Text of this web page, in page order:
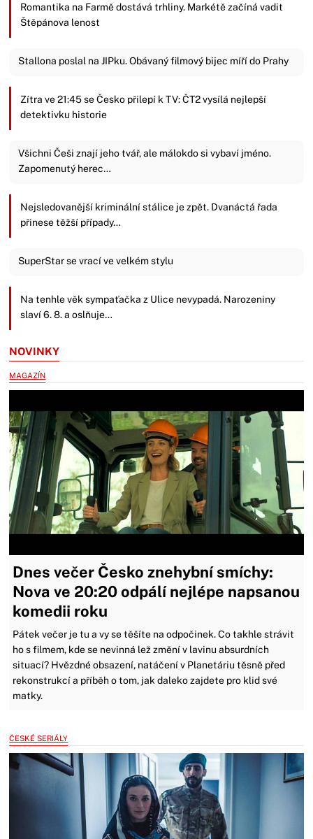
Romantika na Farmě dostává trhliny. Markétě začíná vadit
Štěpánova lenost
Stallona poslal na JIPku. Obávaný filmový bijec míří do Prahy
Zítra ve 21:45 se Česko přilepí k TV: ČT2 vysílá nejlepší
detektivku historie
Všichni Češi znají jeho tvář, ale málokdo si vybaví jméno.
Zapomenutý herec…
Nejsledovanější kriminální stálice je zpět. Dvanáctá řada
přinese těžší případy…
SuperStar se vrací ve velkém stylu
Na tenhle věk sympaťačka z Ulice nevypadá. Narozeniny
slaví 6. 8. a oslňuje…
NOVINKY
MAGAZÍN
Dnes večer Česko znehybní smíchy:
Nova ve 20:20 odpálí nejlépe napsanou
komedii roku
Pátek večer je tu a vy se těšíte na odpočinek. Co takhle strávit
ho s filmem, kde se nevinná lež změní v lavinu absurdních
situací? Hvězdné obsazení, natáčení v Planetáriu těsně před
rekonstrukcí a příběh o tom, jak daleko zajdete pro klid své
matky.
ČESKÉ SERIÁLY